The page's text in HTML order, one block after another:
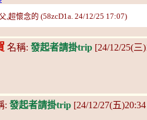
,超懷念的 (58zcD1a. 24/12/25 17:07)
名稱: 發起者請掛trip [24/12/25(三
: 發起者請掛trip [24/12/27(五